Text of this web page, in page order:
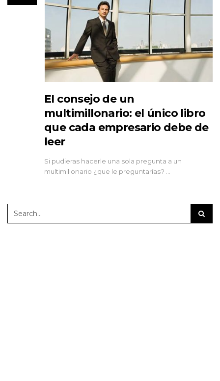
El consejo de un
multimillonario: el único libro
que cada empresario debe de
leer
Si pudieras hacerle una sola pregunta a un
multimillonario ¿que le preguntarías? …